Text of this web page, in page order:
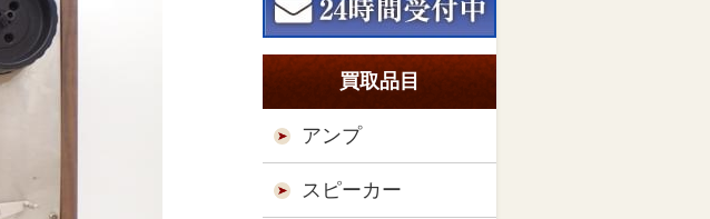
買取品目
アンプ
スピーカー